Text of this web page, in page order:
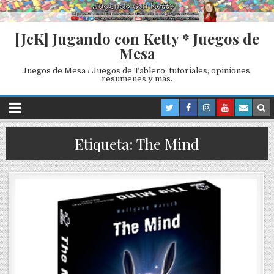
[JcK] Jugando con Ketty * Juegos de
Mesa
Juegos de Mesa / Juegos de Tablero: tutoriales, opiniones,
resumenes y más.
Etiqueta: The Mind